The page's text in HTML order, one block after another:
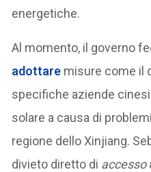
energetiche.
Al momento, il governo
adottare misure come il
specifiche aziende
solare a causa di
regione dello Xinjiang.
divieto diretto di accesso